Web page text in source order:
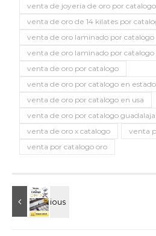
venta de joyeria de oro por
venta de oro de 14 kilates por
venta de oro laminado por catalogo
venta de oro laminado por catalogo
venta de oro por catalogo
venta de oro por catalogo en
venta de oro por catalogo en usa
venta de oro por catalogo
venta de oro x catalogo
venta
venta por catalogo oro